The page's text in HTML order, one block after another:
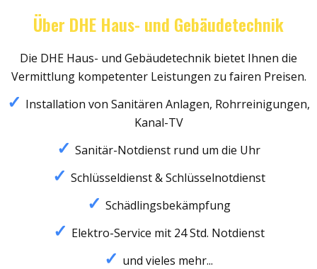
Über DHE Haus- und Gebäudetechnik
Die DHE Haus- und Gebäudetechnik bietet Ihnen die
Vermittlung kompetenter Leistungen zu fairen Preisen.
Installation von Sanitären Anlagen, Rohrreinigungen,
Kanal-TV
Sanitär-Notdienst rund um die Uhr
Schlüsseldienst & Schlüsselnotdienst
Schädlingsbekämpfung
Elektro-Service mit 24 Std. Notdienst
und vieles mehr...